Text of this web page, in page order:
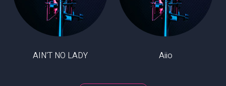
Aiio
AIN'T NO LADY